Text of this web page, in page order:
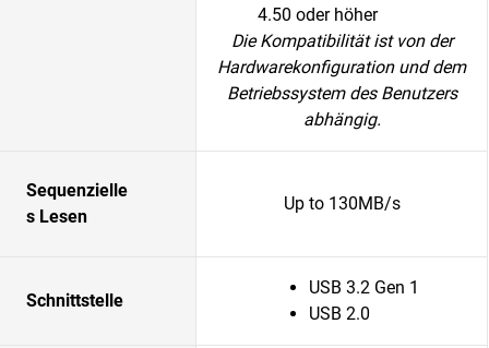
4.50 oder höher
Die Kompatibilität ist von der
Hardwarekonfiguration und dem
Betriebssystem des Benutzers
abhängig.
Sequenzielle
s Lesen
Up to 130MB/s
Schnittstelle
USB 3.2 Gen 1
USB 2.0